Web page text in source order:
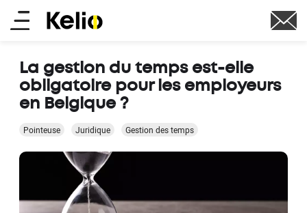
Aller
auMain
La gestion du temps est-elle
obligatoire pour les employeurs
en Belgique ?
Pointeuse Juridique Gestion des temps